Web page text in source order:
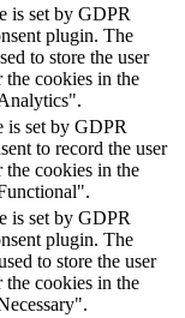
is set by GDPR
plugin. The
to store the user
the cookies in the
is set by GDPR
to record the user
the cookies in the
is set by GDPR
plugin. The
to store the user
the cookies in the